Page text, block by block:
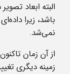
البته ابعاد
باشد، زیرا
نمی‌شد.
از آن زمان
زمینه‌ دیگری